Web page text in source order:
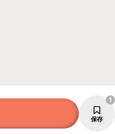
保存
1